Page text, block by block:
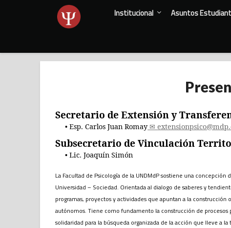
Institucional Asuntos
Secretario de Extensión y
Esp. Carlos Juan Romay
Subsecretario de Vinculación
Lic. Joaquín Simón
La Facultad de Psicología de la UNDMdP sostiene una
Universidad – Sociedad. Orientada al dialogo de saberes y
programas, proyectos y actividades que apuntan a la
autónomos. Tiene como fundamento la construcción de
solidaridad para la búsqueda organizada de la acción que lleve a